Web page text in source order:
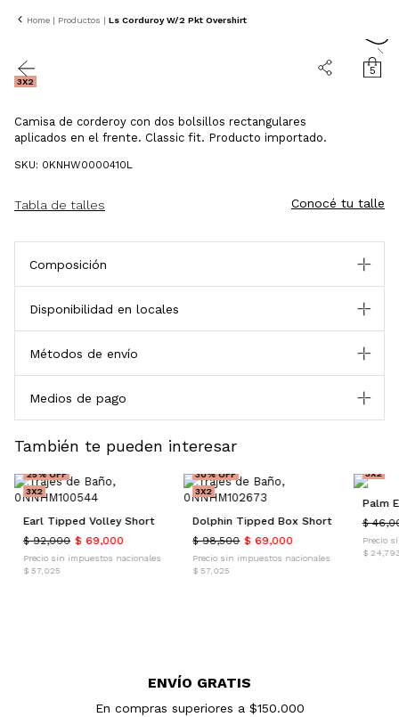
Home | Productos | Ls Corduroy W/2 Pkt Overshirt
5
3X2
Camisa de corderoy con dos bolsillos rectangulares
aplicados en el frente. Classic fit. Producto importado.
SKU: 0KNHW0000410L
Tabla de talles Conocé tu talle
Composición
Disponibilidad en locales
Métodos de envío
Medios de pago
También te pueden interesar
25% OFF
3X2
Earl Tipped Volley Short
$ 92,000 $ 69,000
Precio sin impuestos nacionales
$ 57,025
30% OFF
3X2
Dolphin Tipped Box Short
$ 98,500 $ 69,000
Precio sin impuestos nacionales
$ 57,025
3X2
Palm
$
Precio
$
ENVÍO GRATIS
En compras superiores a $150.000